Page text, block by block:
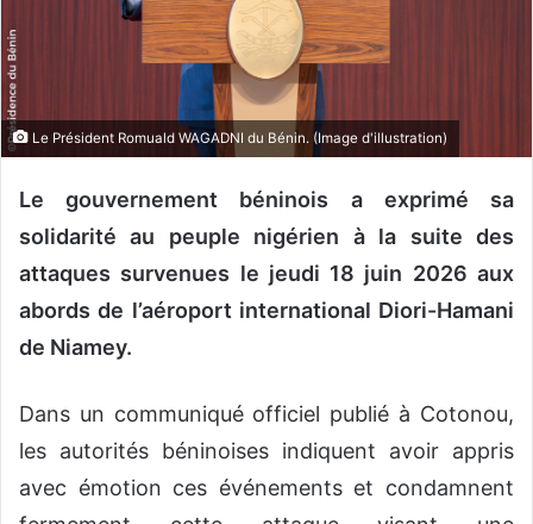
u
r
r
e
l
Le Président Romuald WAGADNI du Bénin. (Image d'illustration)
Le gouvernement béninois a exprimé sa
solidarité au peuple nigérien à la suite des
attaques survenues le jeudi 18 juin 2026 aux
abords de l’aéroport international Diori-Hamani
de Niamey.
Dans un communiqué officiel publié à Cotonou,
les autorités béninoises indiquent avoir appris
avec émotion ces événements et condamnent